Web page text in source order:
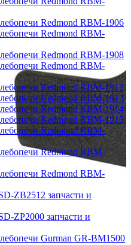
Redmond RBM-1906
Redmond RBM-
Redmond RBM-1908
Redmond RBM-
Redmond RBM-1912
Redmond RBM-1913
Redmond RBM-1914
Redmond RBM-1915
Redmond RBM-
Redmond RBM-
Redmond RBM-
ZB2512 запчасти и
ZP2000 запчасти и
Gurman GR-BM1500